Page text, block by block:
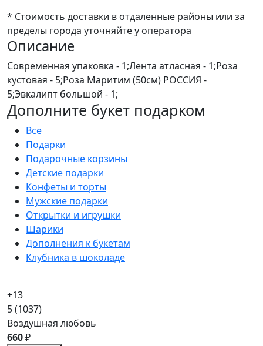
* Стоимость доставки в отдаленные районы или за
пределы города уточняйте у оператора
Описание
Современная упаковка - 1;Лента атласная - 1;Роза
кустовая - 5;Роза Маритим (50см) РОССИЯ -
5;Эвкалипт большой - 1;
Дополните букет подарком
Все
Подарки
Подарочные корзины
Детские подарки
Конфеты и торты
Мужские подарки
Открытки и игрушки
Шарики
Дополнения к букетам
Клубника в шоколаде
+13
5(1037)
Воздушная любовь
660₽